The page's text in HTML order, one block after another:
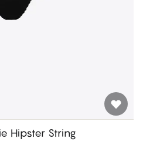
Hipster String